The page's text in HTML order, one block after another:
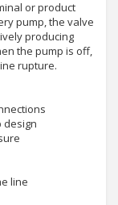
or product
pump, the valve
producing
the pump is off,
rupture.
design
line